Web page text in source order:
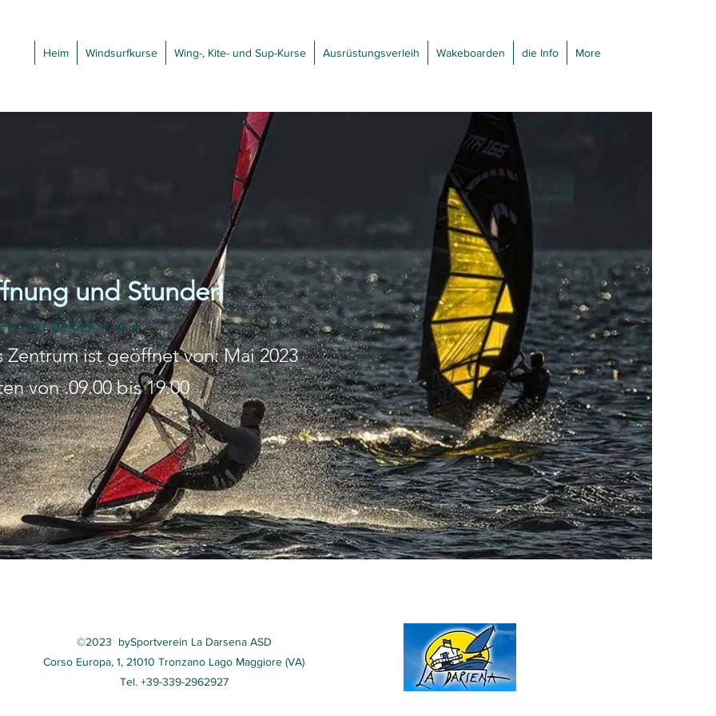
Heim Windsurfkurse Wing-, Kite- und Sup-Kurse Ausrüstungsverleih Wakeboarden die Info More
und Stunden
und besuche uns
Zentrum ist geöffnet von:Mai2023
von .09.00 bis 19.00
©2023 bySportverein La Darsena ASD
Corso Europa, 1, 21010 Tronzano Lago Maggiore (VA)
Tel. +39-339-2962927